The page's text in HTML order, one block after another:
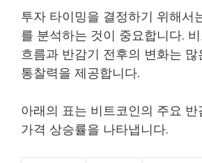
투자 타이밍을 결정하기 위해서
를 분석하는 것이 중요합니다.
흐름과 반감기 전후의 변화는
통찰력을 제공합니다.
아래의 표는 비트코인의 주요
가격 상승률을 나타냅니다.